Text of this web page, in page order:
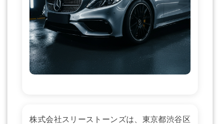
株式会社スリーストーンズは、東京都渋谷区